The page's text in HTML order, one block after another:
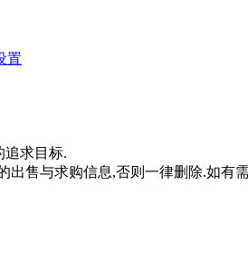
置
追求目标.
出售与求购信息,否则一律删除.如有